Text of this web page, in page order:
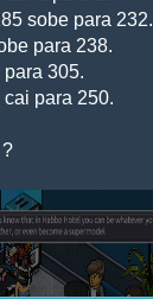
sobe para 232.
para 238.
305.
cai para 250.
?